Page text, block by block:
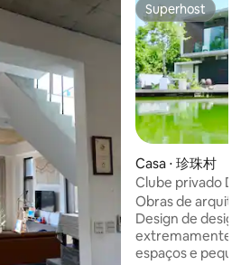
Superhost
Superhost
Casa ⋅ 珍珠村
Clube privado
de renomado
em agosto e
do rio Dongshan /
Cozinha
Obras de
Design de design
extremamente
espaços e